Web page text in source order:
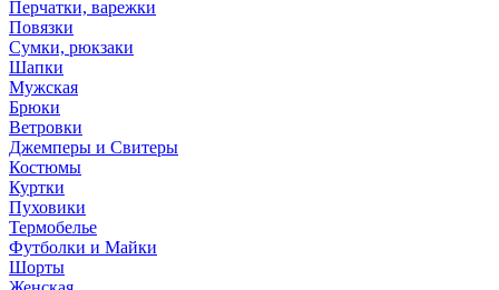
Перчатки, варежки
Повязки
Сумки, рюкзаки
Шапки
Мужская
Брюки
Ветровки
Джемперы и Свитеры
Костюмы
Куртки
Пуховики
Термобелье
Футболки и Майки
Шорты